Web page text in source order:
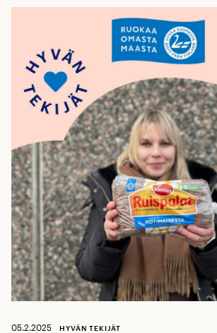
05.2.2025 HYVÄN TEKIJÄT